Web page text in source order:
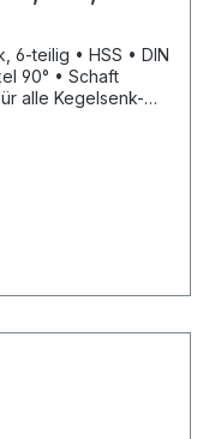
• DIN
90° • Schaft
alle Kegelsenk-